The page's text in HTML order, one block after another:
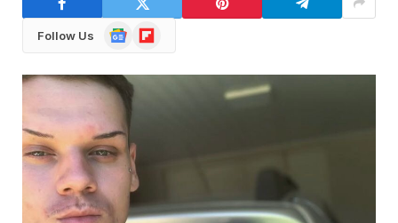
Follow Us
GoogleFlipboard